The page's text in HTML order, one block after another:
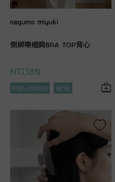
nagumo miyuki
側綁帶細肩BRA TOP背心
NT.1,180
PRE-ORDER NEW